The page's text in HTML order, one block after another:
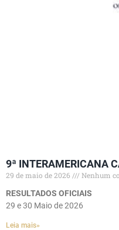
9ª INTERAMERICANA
29 de maio de 2026
Nenhum
RESULTADOS OFICIAIS
29 e 30 Maio de 2026
Leia mais»